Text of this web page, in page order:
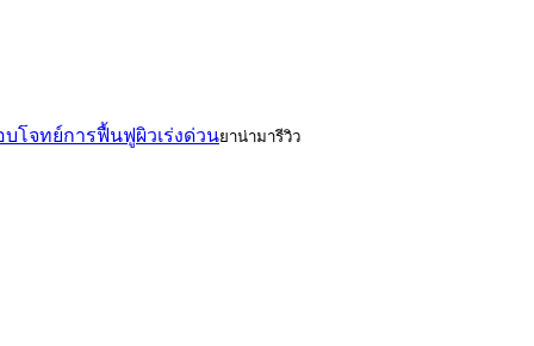
บโจทย์การฟื้นฟูผิวเร่งด่วนยาน่ามารีวิว